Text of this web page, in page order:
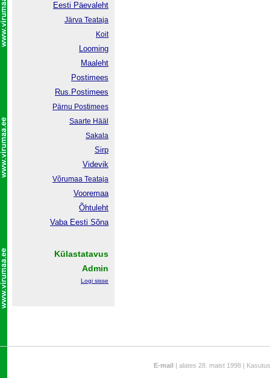
Eesti Päevaleht
Järva Teataja
Koit
Looming
Maaleht
Postimees
Rus.Postimees
Pärnu Postimees
Saarte Hääl
Sakala
Sirp
Videvik
Võrumaa Teataja
Vooremaa
Õhtuleht
Vaba Eesti Sõna
Külastatavus
Admin
Logi sisse
E-mail | alates 28. maist 1998 |